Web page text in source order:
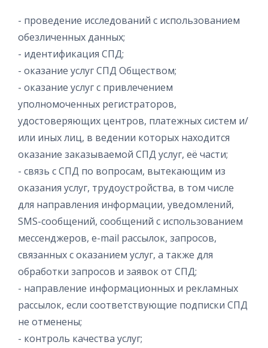
- проведение исследований с использованием
обезличенных данных;
- идентификация СПД;
- оказание услуг СПД Обществом;
- оказание услуг с привлечением
уполномоченных регистраторов,
удостоверяющих центров, платежных систем и/
или иных лиц, в ведении которых находится
оказание заказываемой СПД услуг, её части;
- связь с СПД по вопросам, вытекающим из
оказания услуг, трудоустройства, в том числе
для направления информации, уведомлений,
SMS-сообщений, сообщений с использованием
мессенджеров, e-mail рассылок, запросов,
связанных с оказанием услуг, а также для
обработки запросов и заявок от СПД;
- направление информационных и рекламных
рассылок, если соответствующие подписки СПД
не отменены;
- контроль качества услуг;